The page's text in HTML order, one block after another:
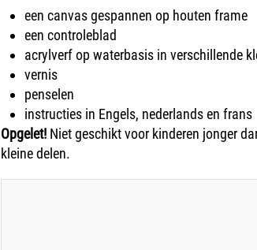
een canvas gespannen op houten frame
een controleblad
acrylverf op waterbasis in verschillende
vernis
penselen
instructies in Engels, nederlands en frans
Opgelet! Niet geschikt voor kinderen jonger
kleine delen.